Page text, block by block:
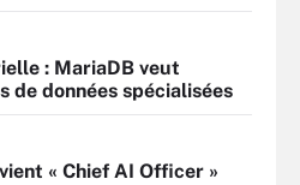
: MariaDB veut
de données spécialisées
« Chief AI Officer »